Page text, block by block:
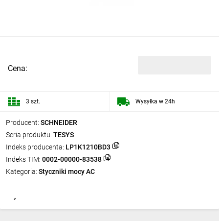
Producent: SCHNEIDER
Seria produktu: TESYS
Indeks producenta: LP1K1210BD3
Indeks TIM: 0002-00000-83538
Kategoria: Styczniki mocy AC
Cena:
3 szt. Wysyłka w 24h